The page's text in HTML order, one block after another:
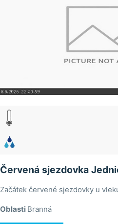
Červená sjezdovka
Začátek červené sjezdovky u
Oblasti Branná